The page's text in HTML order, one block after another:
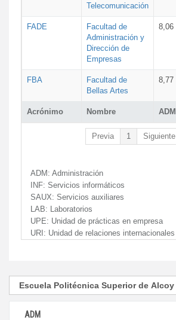
Acrónimo Nombre ADM
Telecomunicación
FADE
Facultad de
Administración y
Dirección de
Empresas
8,06
FBA
Facultad de
Bellas Artes
8,77
Previa 1 Siguiente
ADM: Administración
INF: Servicios informáticos
SAUX: Servicios auxiliares
LAB: Laboratorios
UPE: Unidad de prácticas en empresa
URI: Unidad de relaciones internacionales
ADM